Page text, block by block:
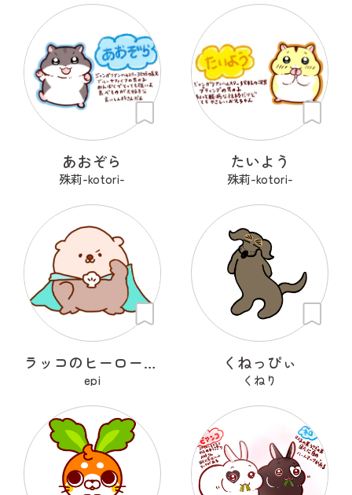
あおぞら
殊莉-kotori-
たいよう
殊莉-kotori-
ラッコのヒーローラッキー
epi
くねっぴぃ
くねり